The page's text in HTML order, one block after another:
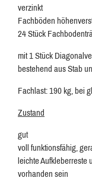
verzinkt
Fachböden
24 Stück
mit 1 Stück
bestehend aus Stab
Fachlast: 190 kg, bei
Zustand
gut
voll funktionsfähig,
leichte Aufkleberreste
vorhanden sein